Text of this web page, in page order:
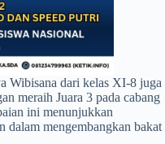
Wibisana dari kelas XI-8 juga
meraih Juara 3 pada cabang
ini menunjukkan
dalam mengembangkan bakat